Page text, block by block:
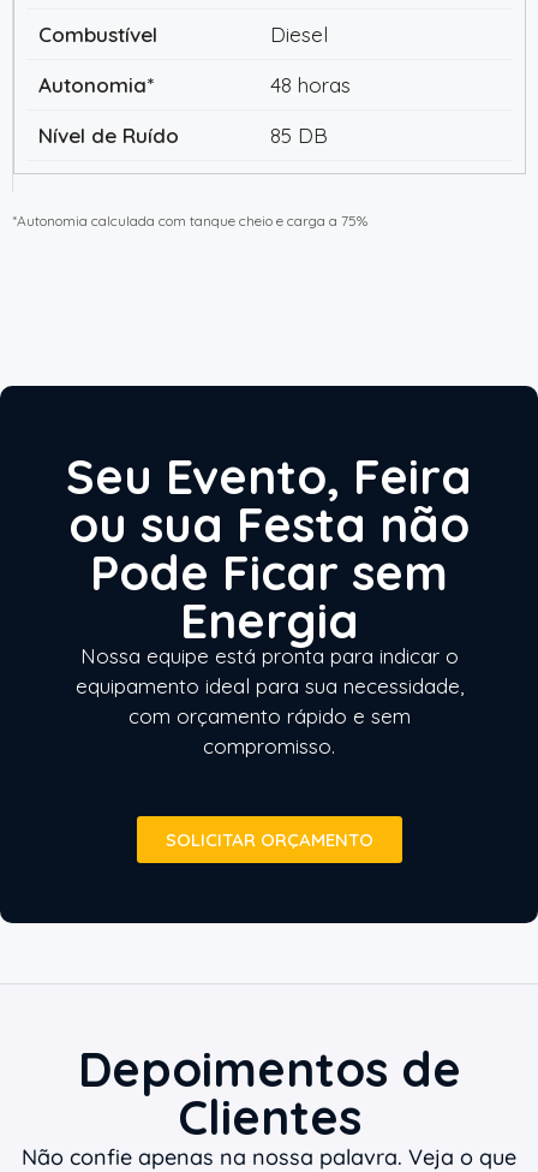
Diesel
48 horas
85 DB
*Autonomia calculada com tanque cheio e carga a 75%
Seu Evento, Feira
ou sua Festa não
Pode Ficar sem
Energia
Nossa equipe está pronta para indicar o
equipamento ideal para sua necessidade,
com orçamento rápido e sem
compromisso.
SOLICITAR ORÇAMENTO
Depoimentos de
Clientes
Não confie apenas na nossa palavra. Veja o que